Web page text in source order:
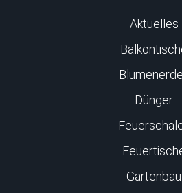
Aktuelles
Dünger
Gartenbau